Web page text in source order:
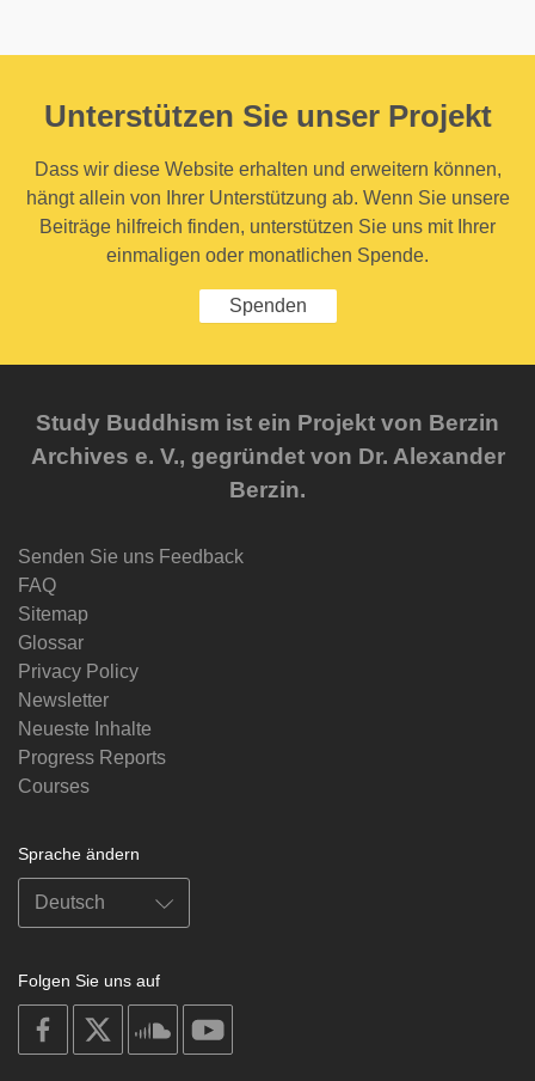
Unterstützen Sie unser Projekt
Dass wir diese Website erhalten und erweitern können,
hängt allein von Ihrer Unterstützung ab. Wenn Sie unsere
Beiträge hilfreich finden, unterstützen Sie uns mit Ihrer
einmaligen oder monatlichen Spende.
Spenden
Study Buddhism ist ein Projekt von Berzin
Archives e. V., gegründet von Dr. Alexander
Berzin.
Senden Sie uns Feedback
FAQ
Sitemap
Glossar
Privacy Policy
Newsletter
Neueste Inhalte
Progress Reports
Courses
Sprache ändern
Folgen Sie uns auf
on
facebook
soundcloud